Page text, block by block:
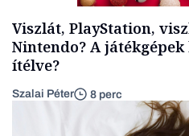
Viszlát, PlayStation,
Nintendo? A
ítélve?
Szalai Péter 8 perc